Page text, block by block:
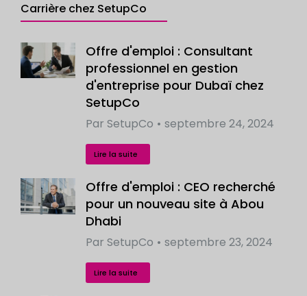
Carrière chez SetupCo
Offre d'emploi : Consultant
professionnel en gestion
d'entreprise pour Dubaï chez
SetupCo
Par SetupCo septembre 24, 2024
Lire la suite
Offre d'emploi : CEO recherché
pour un nouveau site à Abou
Dhabi
Par SetupCo septembre 23, 2024
Lire la suite